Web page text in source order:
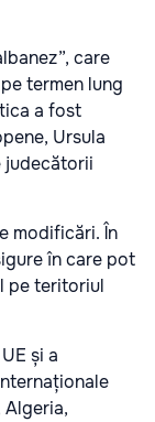
care
termen lung
a fost
Ursula
judecătorii
modificări. În
în care pot
pe teritoriul
și a